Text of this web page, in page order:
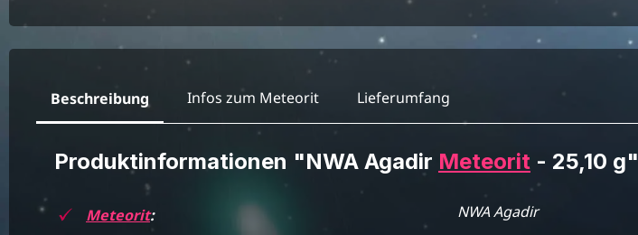
Beschreibung Infos zum Meteorit Lieferumfang
Produktinformationen "NWA Agadir Meteorit - 25,10 g"
Meteorit:
NWA Agadir